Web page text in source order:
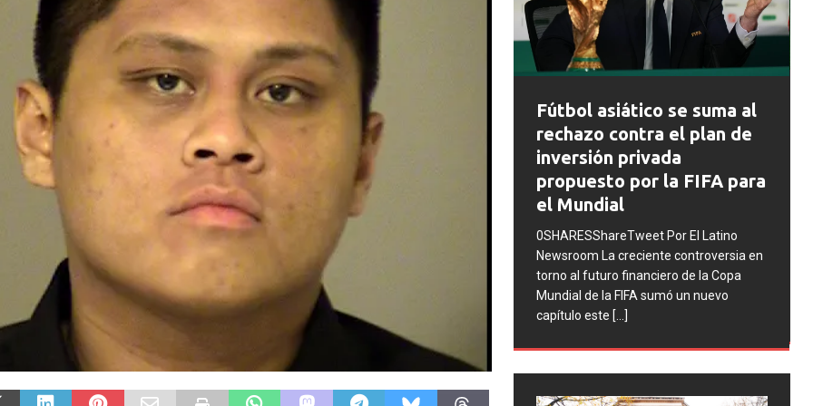
Las Islas Malvinas y el
deporte: una historia de
identidad, memoria y
pasión nacional
Por El Latino
El deporte ha sido, a lo largo
la historia, mucho más que una
entre equipos o atletas. En
Fútbol asiático se suma al
rechazo contra el plan de
inversión privada
propuesto por la FIFA para
el Mundial
0SHARESShareTweet Por El Latino
Newsroom La creciente controversia en
torno al futuro financiero de la Copa
Mundial de la FIFA sumó un nuevo
capítulo este[...]
FIFA abre expedientes
disciplinarios contra
Argentina tras los
incidentes en la final del
Mundial 2026
0SHARESShareTweet Por El Latino
Newsroom La FIFA inició una serie de
procesos disciplinarios contra la
Asociación del Fútbol Argentino (AFA),
cuatro integrantes de la selección